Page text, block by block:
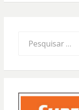
por: